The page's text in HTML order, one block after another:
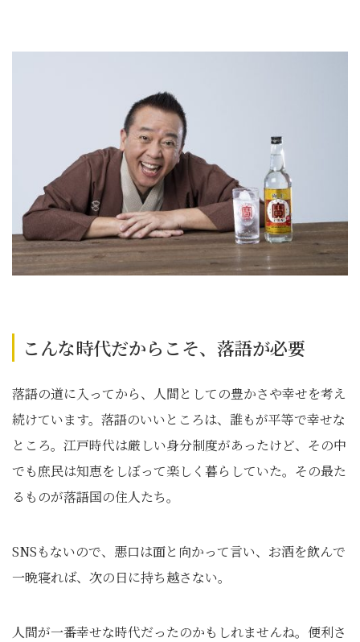
こんな時代だからこそ、落語が必要
落語の道に入ってから、人間としての豊かさや幸せを考え
続けています。落語のいいところは、誰もが平等で幸せな
ところ。江戸時代は厳しい身分制度があったけど、その中
でも庶民は知恵をしぼって楽しく暮らしていた。その最た
るものが落語国の住人たち。
SNSもないので、悪口は面と向かって言い、お酒を飲んで
一晩寝れば、次の日に持ち越さない。
人間が一番幸せな時代だったのかもしれませんね。便利さ